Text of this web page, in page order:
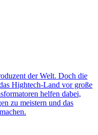
der Welt. Doch die
High­tech-Land vor große
helfen dabei,
zu meis­tern und das